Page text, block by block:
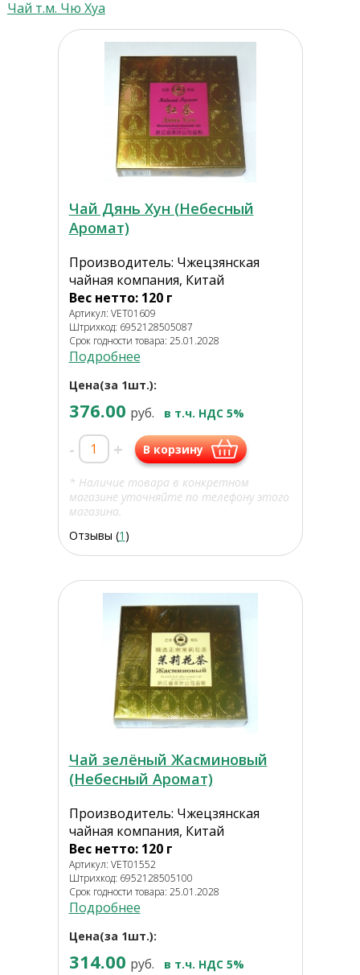
Чай т.м. Чю Хуа
Чай Дянь Хун (Небесный
Аромат)
Производитель: Чжецзянская
чайная компания, Китай
Вес нетто: 120 г
Артикул: VET01609
Штрихкод: 6952128505087
Срок годности товара: 25.01.2028
Подробнее
Цена(за 1шт.):
376.00 руб. в т.ч. НДС 5%
- + В корзину
* Наличие товара в конкретном
магазине уточняйте по телефону этого
магазина.
Отзывы (1 )
Чай зелёный Жасминовый
(Небесный Аромат)
Производитель: Чжецзянская
чайная компания, Китай
Вес нетто: 120 г
Артикул: VET01552
Штрихкод: 6952128505100
Срок годности товара: 25.01.2028
Подробнее
Цена(за 1шт.):
314.00 руб. в т.ч. НДС 5%